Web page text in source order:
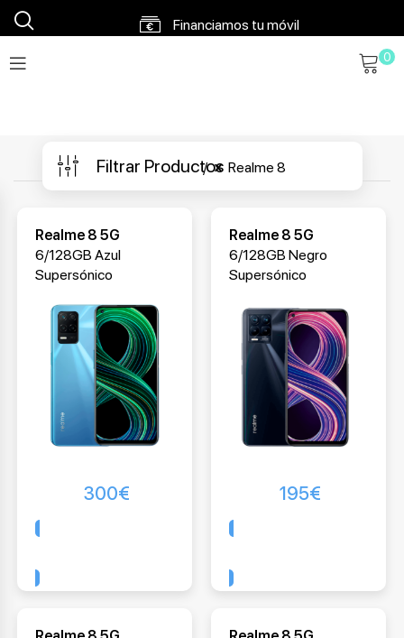
0
Filtrar Productos Realme 8
Realme 8 5G
6/128GB Azul
Supersónico
300€
Realme 8 5G
6/128GB Negro
Supersónico
195€